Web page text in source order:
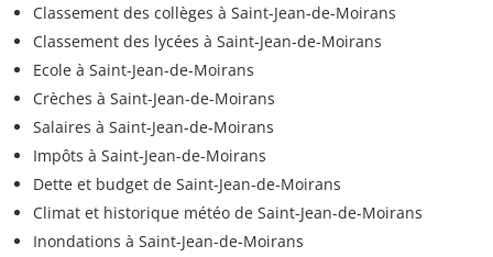
Classement des collèges à Saint-Jean-de-Moirans
Classement des lycées à Saint-Jean-de-Moirans
Ecole à Saint-Jean-de-Moirans
Crèches à Saint-Jean-de-Moirans
Salaires à Saint-Jean-de-Moirans
Impôts à Saint-Jean-de-Moirans
Dette et budget de Saint-Jean-de-Moirans
Climat et historique météo de Saint-Jean-de-Moirans
Inondations à Saint-Jean-de-Moirans